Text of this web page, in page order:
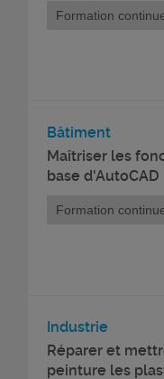
Formation
Bâtiment
Maîtriser les
base d'AutoCAD
Formation
Industrie
Réparer et
peinture les